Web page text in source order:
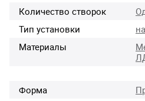
Количество створок
Тип установки
Материалы
Форма